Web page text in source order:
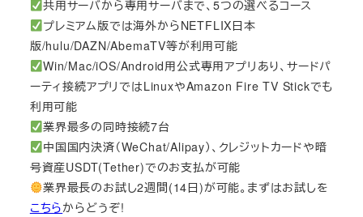
共用サーバから専用サーバまで、5つの選べるコース
プレミアム版では海外からNETFLIX日本
版/hulu/DAZN/AbemaTV等が利用可能
Win/Mac/iOS/Android用公式専用アプリあり、サードパ
ーティ接続アプリではLinuxやAmazon Fire TV Stickでも
利用可能
業界最多の同時接続7台
中国国内決済（WeChat/Alipay）、クレジットカードや暗
号資産USDT(Tether)でのお支払が可能
業界最長のお試し2週間(14日)が可能。まずはお試しを
こちらからどうぞ!